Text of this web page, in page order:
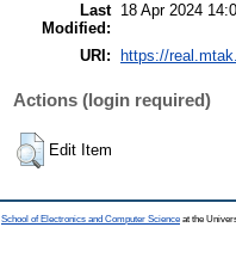
Last
Modified:
18 Apr 2024
URI: https://
Actions (login required)
Edit Item
School of Electronics and Computer Science at the